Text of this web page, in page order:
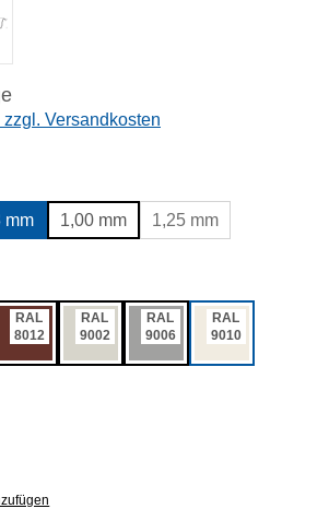
Versandkosten
mm 1,00 mm 1,25 mm
RAL
8012
RAL
9002
RAL
9006
RAL
9010